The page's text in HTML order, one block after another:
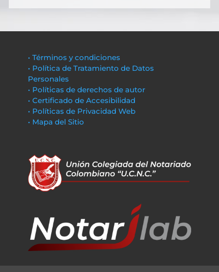
• Términos y condiciones
• Política de Tratamiento de Datos
Personales
• Políticas de derechos de autor
• Certificado de Accesibilidad
• Políticas de Privacidad Web
• Mapa del Sitio